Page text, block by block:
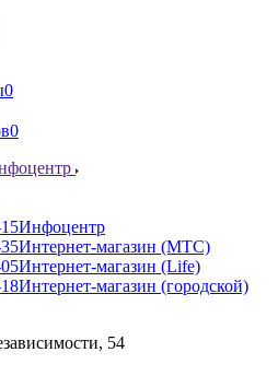
0
0
Инфоцентр
Интернет-магазин (МТС)
Интернет-магазин (Life)
Интернет-магазин (городской)
54